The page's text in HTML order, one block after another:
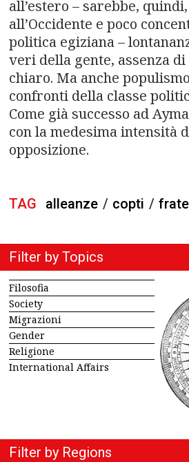
all’estero – sarebbe,
all’Occidente e poco
politica egiziana –
veri della gente, assenza
chiaro. Ma anche
confronti della classe
Come già successo ad
con la medesima intensità
opposizione.
TAG alleanze / copti /
Filter by Topics
Filosofia
Society
Migrazioni
Gender
Religione
International Affairs
Filter by Regions